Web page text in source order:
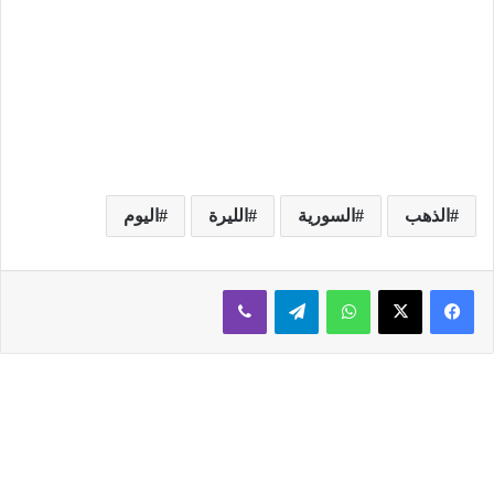
الذهب السورية الليرة اليوم
فيسبوك ‫X واتساب تيلقرام